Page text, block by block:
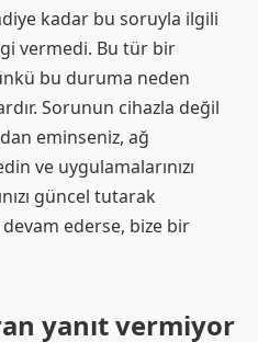
kadar bu soruyla ilgili
vermedi. Bu tür bir
bu duruma neden
Sorunun cihazla değil
eminseniz, ağ
ve uygulamalarınızı
güncel tutarak
devam ederse, bize bir
yanıt vermiyor